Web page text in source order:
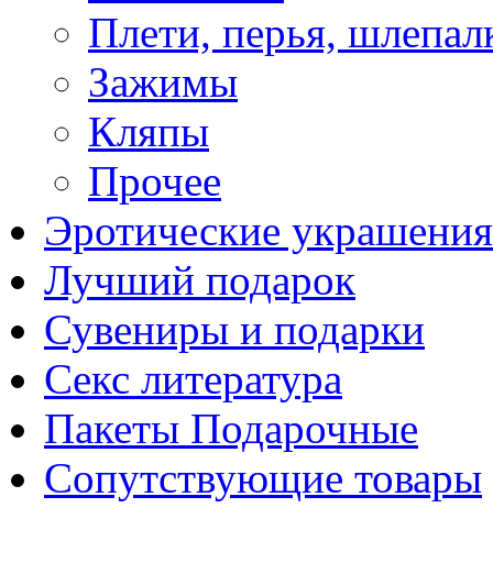
Плети, перья,
Зажимы
Кляпы
Прочее
Эротические
Лучший подарок
Сувениры и подарки
Секс литература
Пакеты Подарочные
Сопутствующие товары